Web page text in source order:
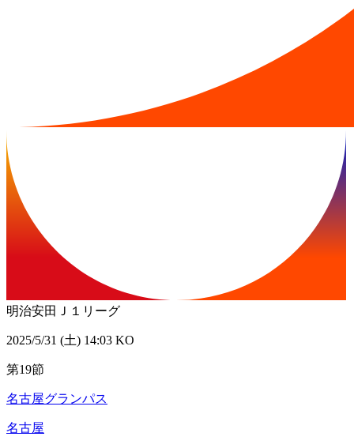
明治安田Ｊ１リーグ
2025/5/31 (土) 14:03 KO
第19節
名古屋グランパス
名古屋